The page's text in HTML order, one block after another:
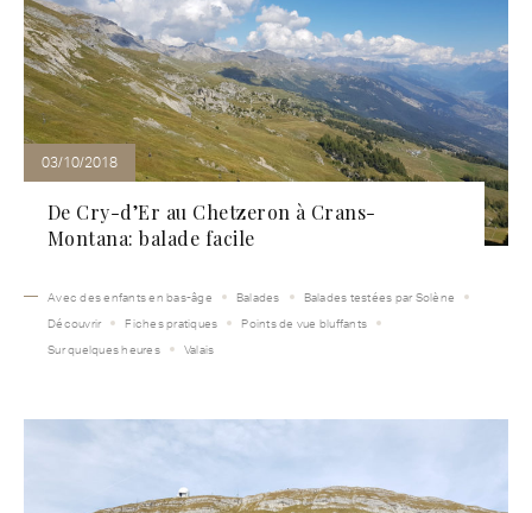
03/10/2018
De Cry-d’Er au Chetzeron à Crans-
Montana: balade facile
Avec des enfants en bas-âge Balades
Balades testées par Solène
Découvrir
Fiches pratiques
Points de vue bluffants
Sur quelques heures
Valais